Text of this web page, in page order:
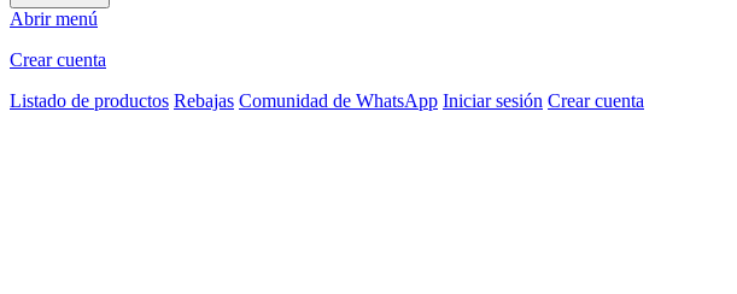
Abrir menú
Crear cuenta
Listado de productos Rebajas Comunidad de WhatsApp Iniciar sesión Crear cuenta